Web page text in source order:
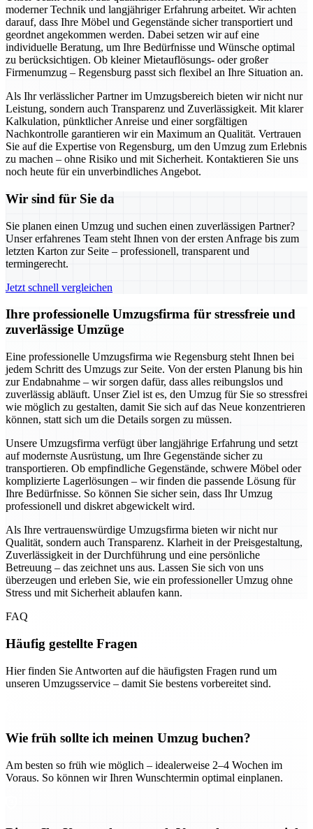
moderner Technik und langjähriger Erfahrung arbeitet. Wir achten
darauf, dass Ihre Möbel und Gegenstände sicher transportiert und
geordnet angekommen werden. Dabei setzen wir auf eine
individuelle Beratung, um Ihre Bedürfnisse und Wünsche optimal
zu berücksichtigen. Ob kleiner Mietauflösungs- oder großer
Firmenumzug – Regensburg passt sich flexibel an Ihre Situation an.
Als Ihr verlässlicher Partner im Umzugsbereich bieten wir nicht nur
Leistung, sondern auch Transparenz und Zuverlässigkeit. Mit klarer
Kalkulation, pünktlicher Anreise und einer sorgfältigen
Nachkontrolle garantieren wir ein Maximum an Qualität. Vertrauen
Sie auf die Expertise von Regensburg, um den Umzug zum Erlebnis
zu machen – ohne Risiko und mit Sicherheit. Kontaktieren Sie uns
noch heute für ein unverbindliches Angebot.
Wir sind für Sie da
Sie planen einen Umzug und suchen einen zuverlässigen Partner?
Unser erfahrenes Team steht Ihnen von der ersten Anfrage bis zum
letzten Karton zur Seite – professionell, transparent und
termingerecht.
Jetzt schnell vergleichen
Ihre professionelle Umzugsfirma für stressfreie und
zuverlässige Umzüge
Eine professionelle Umzugsfirma wie Regensburg steht Ihnen bei
jedem Schritt des Umzugs zur Seite. Von der ersten Planung bis hin
zur Endabnahme – wir sorgen dafür, dass alles reibungslos und
zuverlässig abläuft. Unser Ziel ist es, den Umzug für Sie so stressfrei
wie möglich zu gestalten, damit Sie sich auf das Neue konzentrieren
können, statt sich um die Details sorgen zu müssen.
Unsere Umzugsfirma verfügt über langjährige Erfahrung und setzt
auf modernste Ausrüstung, um Ihre Gegenstände sicher zu
transportieren. Ob empfindliche Gegenstände, schwere Möbel oder
komplizierte Lagerlösungen – wir finden die passende Lösung für
Ihre Bedürfnisse. So können Sie sicher sein, dass Ihr Umzug
professionell und diskret abgewickelt wird.
Als Ihre vertrauenswürdige Umzugsfirma bieten wir nicht nur
Qualität, sondern auch Transparenz. Klarheit in der Preisgestaltung,
Zuverlässigkeit in der Durchführung und eine persönliche
Betreuung – das zeichnet uns aus. Lassen Sie sich von uns
überzeugen und erleben Sie, wie ein professioneller Umzug ohne
Stress und mit Sicherheit ablaufen kann.
FAQ
Häufig gestellte Fragen
Hier finden Sie Antworten auf die häufigsten Fragen rund um
unseren Umzugsservice – damit Sie bestens vorbereitet sind.
Wie früh sollte ich meinen Umzug buchen?
Am besten so früh wie möglich – idealerweise 2–4 Wochen im
Voraus. So können wir Ihren Wunschtermin optimal einplanen.